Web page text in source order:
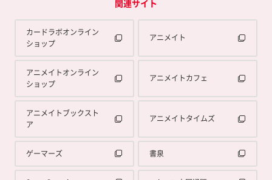
関連サイト
カードラボオンライン
ショップ
アニメイト
アニメイトオンライン
ショップ
アニメイトカフェ
アニメイトブックスト
ア
アニメイトタイムズ
ゲーマーズ 書泉